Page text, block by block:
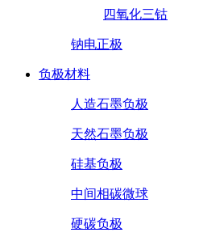
四氧化三钴
钠电正极
负极材料
人造石墨负极
天然石墨负极
硅基负极
中间相碳微球
硬碳负极